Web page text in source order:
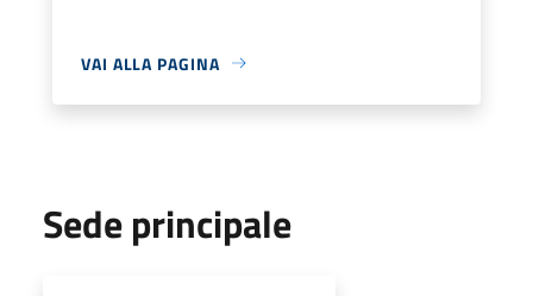
VAI ALLA PAGINA
Sede principale